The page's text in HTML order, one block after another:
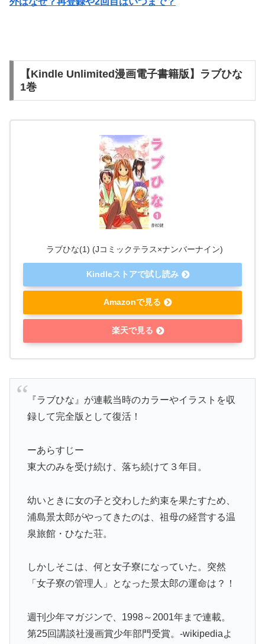
【Kindle Unlimited漫画電子書籍版】ラブひな
1巻
ラブひな(1) (Jコミックテラス×ナンバーナイン)
Kindleストアで試し読み
Amazonで見る
楽天で見る
『ラブひな』が連載当時のカラーやイラストを収
録して完全版として復活！
ーあらすじー
東大のみを受け続け、落ち続けて３年目。
幼いときに女の子と交わした約束を果たすため、
浦島景太郎がやってきたのは、祖母の経営する温
泉旅館・ひなた荘。
しかしそこは、何と女子寮になっていた。突然
「女子寮の管理人」となった景太郎の運命は？！
週刊少年マガジンで、1998～2001年まで連載。
第25回講談社漫画賞少年部門受賞。-wikipediaよ